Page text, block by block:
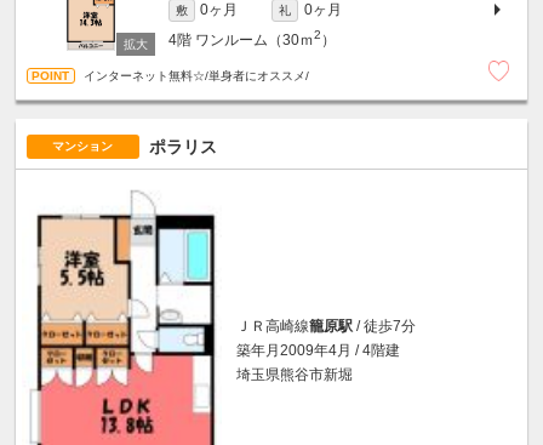
敷 0ヶ月 礼
0ヶ月
4階 ワンルーム（30ｍ2 ）
インターネット無料☆/単身者にオススメ/
マンション ポラリス
ＪＲ高崎線籠原駅 / 徒歩7分
築年月2009年4月 / 4階建
埼玉県熊谷市新堀